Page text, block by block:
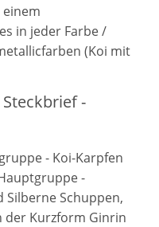
in jeder Farbe /
(Koi mit
-
- Koi-Karpfen
-
Schuppen,
der Kurzform Ginrin